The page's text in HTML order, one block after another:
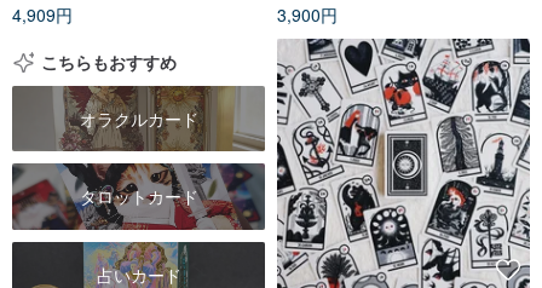
4,909円
3,900円
こちらもおすすめ
オラクルカード
タロットカード
占いカード